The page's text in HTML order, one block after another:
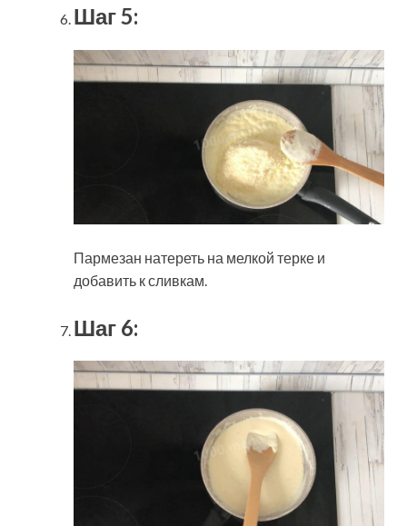
Шаг 5:
Пармезан натереть на мелкой терке и
добавить к сливкам.
Шаг 6: